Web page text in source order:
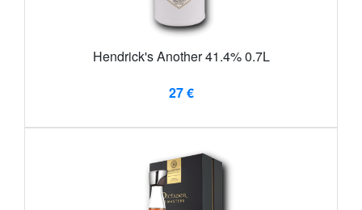
Hendrick's Another 41.4% 0.7L
27 €